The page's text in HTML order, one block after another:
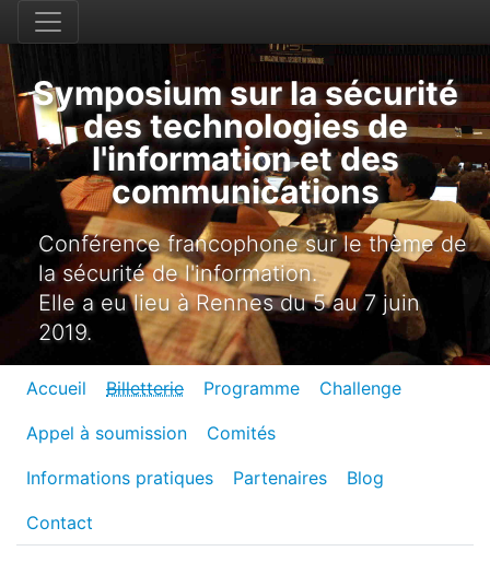
Symposium sur la sécurité
des technologies de
l'information et des
communications
Conférence francophone sur le thème de
la sécurité de l'information.
Elle a eu lieu à Rennes du 5 au 7 juin
2019.
Accueil Billetterie Programme Challenge
Appel à soumission Comités
Informations pratiques Partenaires Blog
Contact